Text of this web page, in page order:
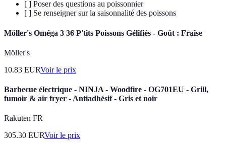
[ ] Poser des questions au poissonnier
[ ] Se renseigner sur la saisonnalité des poissons
Möller's Oméga 3 36 P'tits Poissons Gélifiés - Goût : Fraise
Möller's
10.83 EURVoir le prix
Barbecue électrique - NINJA - Woodfire - OG701EU - Grill,
fumoir & air fryer - Antiadhésif - Gris et noir
Rakuten FR
305.30 EURVoir le prix